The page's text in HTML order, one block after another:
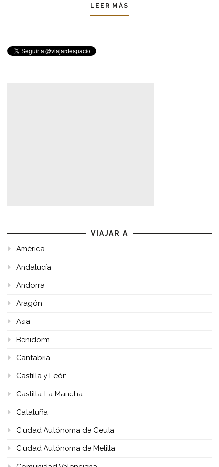
LEER MÁS
VIAJAR A
América
Andalucía
Andorra
Aragón
Asia
Benidorm
Cantabria
Castilla y León
Castilla-La Mancha
Cataluña
Ciudad Autónoma de Ceuta
Ciudad Autónoma de Melilla